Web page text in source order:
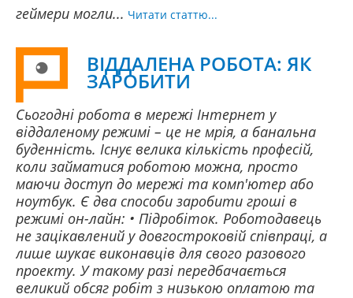
геймери могли... Читати статтю...
ВІДДАЛЕНА РОБОТА: ЯК
ЗАРОБИТИ
Сьогодні робота в мережі Інтернет у
віддаленому режимі – це не мрія, а банальна
буденність. Існує велика кількість професій,
коли займатися роботою можна, просто
маючи доступ до мережі та комп'ютер або
ноутбук. Є два способи заробити гроші в
режимі он-лайн: • Підробіток. Роботодавець
не зацікавлений у довгостроковій співпраці, а
лише шукає виконавців для свого разового
проекту. У такому разі передбачається
великий обсяг робіт з низькою оплатою та